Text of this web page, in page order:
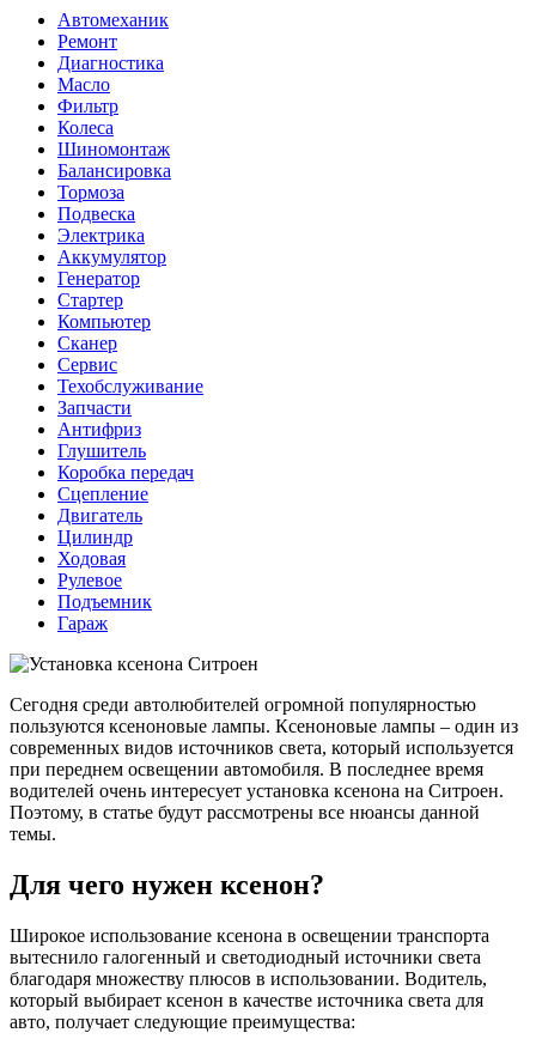
Автомеханик
Ремонт
Диагностика
Масло
Фильтр
Колеса
Шиномонтаж
Балансировка
Тормоза
Подвеска
Электрика
Аккумулятор
Генератор
Стартер
Компьютер
Сканер
Сервис
Техобслуживание
Запчасти
Антифриз
Глушитель
Коробка передач
Сцепление
Двигатель
Цилиндр
Ходовая
Рулевое
Подъемник
Гараж
Сегодня среди автолюбителей огромной популярностью
пользуются ксеноновые лампы. Ксеноновые лампы – один из
современных видов источников света, который используется
при переднем освещении автомобиля. В последнее время
водителей очень интересует установка ксенона на Ситроен.
Поэтому, в статье будут рассмотрены все нюансы данной
темы.
Для чего нужен ксенон?
Широкое использование ксенона в освещении транспорта
вытеснило галогенный и светодиодный источники света
благодаря множеству плюсов в использовании. Водитель,
который выбирает ксенон в качестве источника света для
авто, получает следующие преимущества: